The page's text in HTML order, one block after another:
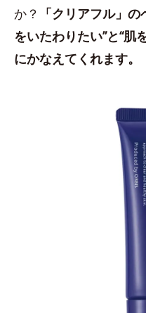
か？
「クリアフル」
をいたわりたい”と“肌
にかなえてくれます。